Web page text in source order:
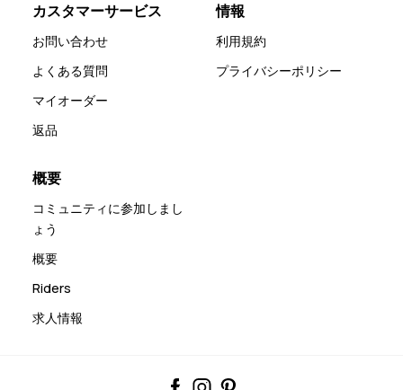
カスタマーサービス
お問い合わせ
よくある質問
マイオーダー
返品
情報
利用規約
プライバシーポリシー
概要
コミュニティに参加しまし
ょう
概要
Riders
求人情報